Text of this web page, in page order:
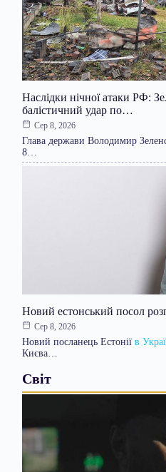
Наслідки нічної атаки РФ:
балістичний удар по…
Сер 8, 2026
Глава держави Володимир
8…
Новий естонський посол
Сер 8, 2026
Новий посланець Естонії в
Києва…
Світ